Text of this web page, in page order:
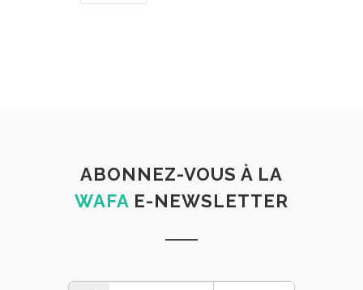
ABONNEZ-VOUS À LA
WAFA E-NEWSLETTER